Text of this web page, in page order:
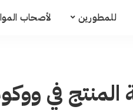
للمطورين لأصحاب
في